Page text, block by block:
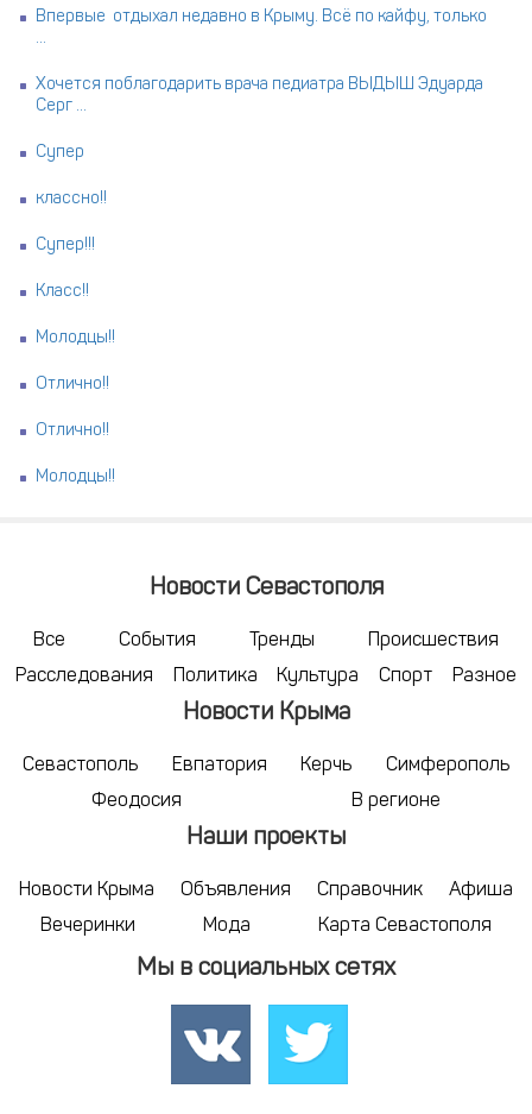
Впервые отдыхал недавно в Крыму. Всё по кайфу, только
...
Хочется поблагодарить врача педиатра ВЫДЫШ Эдуарда
Серг ...
Супер
классно!!
Супер!!!
Класс!!
Молодцы!!
Отлично!!
Отлично!!
Молодцы!!
Новости Севастополя
Все События Тренды
Происшествия
Расследования
Политика Культура Спорт Разное
Новости Крыма
Севастополь Евпатория Керчь
Симферополь
Феодосия
В регионе
Наши проекты
Новости Крыма Объявления Справочник
Афиша
Вечеринки
Мода Карта Севастополя
Мы в социальных сетях